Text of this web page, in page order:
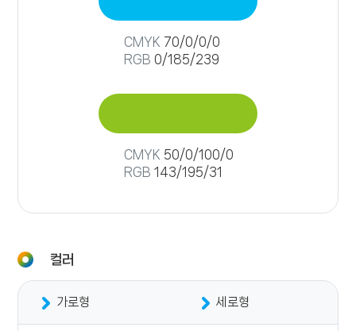
CMYK 70/0/0/0
RGB 0/185/239
CMYK 50/0/100/0
RGB 143/195/31
컬러
가로형 세로형